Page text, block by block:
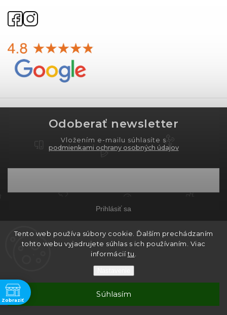
Tento web používa súbory cookie. Ďalším prechádzaním
tohto webu vyjadrujete súhlas s ich používaním. Viac
informáciítu
Súhlasím
Odoberať newsletter
Vložením e-mailu súhlasíte s
podmienkami ochrany osobných údajov
Prihlásiť sa
Vytvoril Shoptet
Copyright 2026PROXIMA.store
Grafický návrh vytvořil a nakódoval
Zobraziť